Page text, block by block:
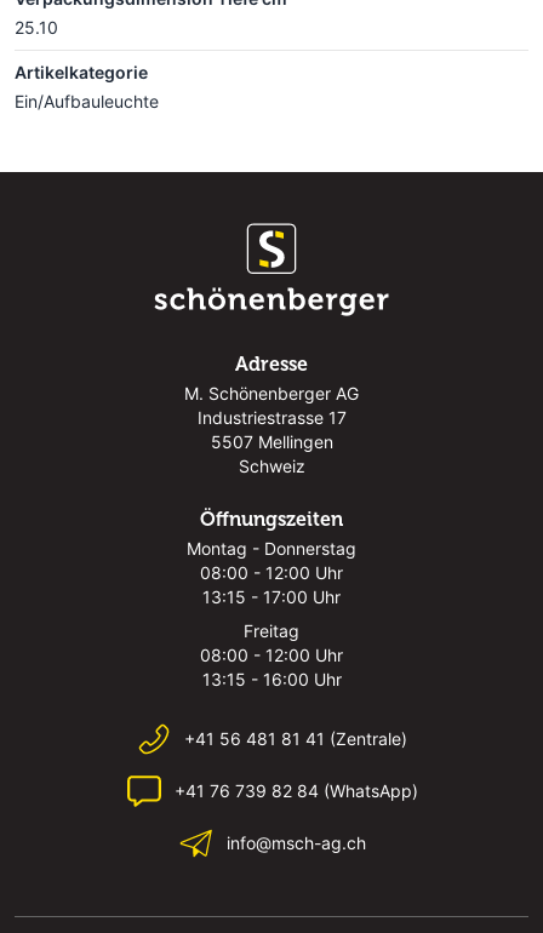
25.10
Artikelkategorie
Ein/Aufbauleuchte
Adresse
M. Schönenberger AG
Industriestrasse 17
5507 Mellingen
Schweiz
Öffnungszeiten
Montag - Donnerstag
08:00 - 12:00 Uhr
13:15 - 17:00 Uhr
Freitag
08:00 - 12:00 Uhr
13:15 - 16:00 Uhr
+41 56 481 81 41 (Zentrale)
+41 76 739 82 84 (WhatsApp)
info@msch-ag.ch